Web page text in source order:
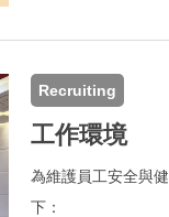
Recruiting
工作環境
為維護員工安全與
下：